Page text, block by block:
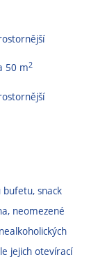
50 m2
snack
neomezené
jejich otevírací